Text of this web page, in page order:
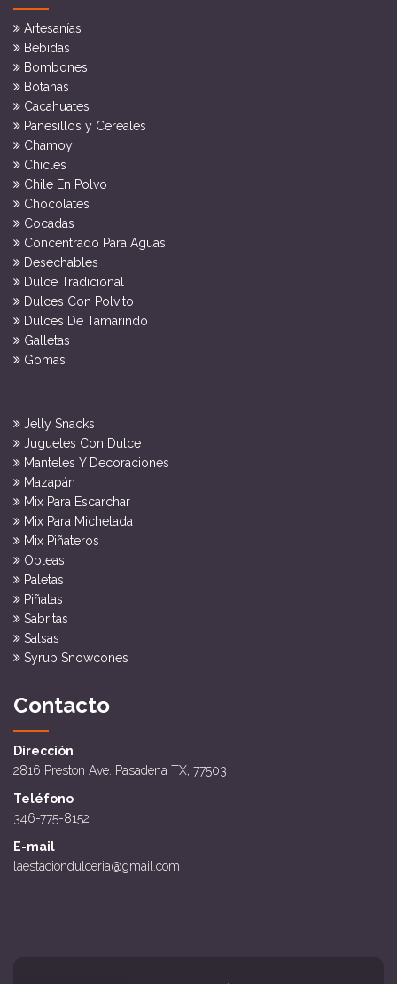
Artesanías
Bebidas
Bombones
Botanas
Cacahuates
Panesillos y Cereales
Chamoy
Chicles
Chile En Polvo
Chocolates
Cocadas
Concentrado Para Aguas
Desechables
Dulce Tradicional
Dulces Con Polvito
Dulces De Tamarindo
Galletas
Gomas
Jelly Snacks
Juguetes Con Dulce
Manteles Y Decoraciones
Mazapán
Mix Para Escarchar
Mix Para Michelada
Mix Piñateros
Obleas
Paletas
Piñatas
Sabritas
Salsas
Syrup Snowcones
Contacto
Dirección
2816 Preston Ave. Pasadena TX, 77503
Teléfono
346-775-8152
E-mail
laestaciondulceria@gmail.com